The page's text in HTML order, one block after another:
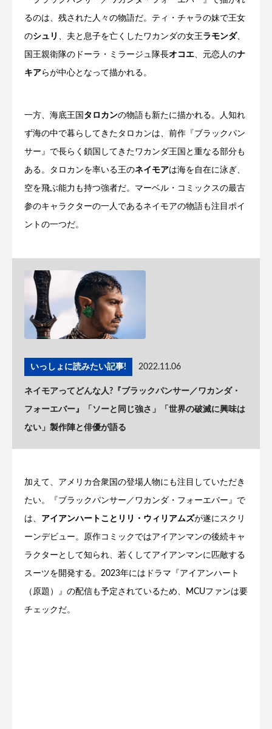
るのは、残された人々の物語だ。ティ・チャラの妹で王女
のシュリ 、夫と息子を亡くしたワカンダの女王ラモンダ、
国王親衛隊のドーラ・ミラージュ隊長オコエ、元恋人のナ
キアらが中心となって描かれる。
一方、海底王国 タロカンの物語も新たに描かれる。人知れ
ず海の中で暮らしてきたタロカンは、前作『ブラックパン
サー』で長らく鎖国してきたワカンダ王国と重なる部分も
ある。タロカンを率いる王のネイモアは海を自在に泳ぎ、
空を飛ぶ能力も持つ強者だ。マーベル・コミックスの最古
参のキャラクターの一人であるネイモアの物語も注目ポイ
ントの一つだ。
いっしょに読みたい記事! 2022.11.06
ネイモアってどんな人?『ブラックパンサー／ワカンダ・
フォーエバー』「ソーと同じ強さ」「世界の破滅に興味は
ない」製作陣と俳優が語る
加えて、アメリカ合衆国の登場人物にも注目していただき
たい。『ブラックパンサー／ワカンダ・フォーエバー』で
は、 アイアンハートことリリ・ウィリアムズが遂にスクリ
ーンデビュー。原作コミックではアイアンマンの後続キャ
ラクターとして知られ、若くしてアイアンマンに匹敵する
スーツを開発する。2023年にはドラマ『アイアンハート
（原題）』の配信も予定されているため、MCUファンは要
チェックだ。